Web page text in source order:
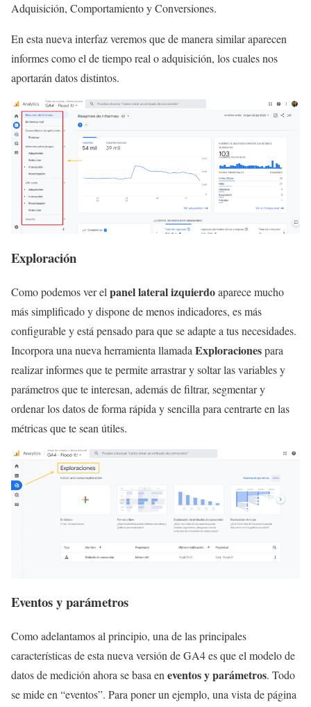
Adquisición, Comportamiento y Conversiones.
En esta nueva interfaz veremos que de manera similar aparecen
informes como el de tiempo real o adquisición, los cuales nos
aportarán datos distintos.
Exploración
Como podemos ver el panel lateral izquierdoaparece mucho
más simplificado y dispone de menos indicadores, es más
configurable y está pensado para que se adapte a tus necesidades.
Incorpora una nueva herramienta llamada Exploracionespara
realizar informes que te permite arrastrar y soltar las variables y
parámetros que te interesan, además de filtrar, segmentar y
ordenar los datos de forma rápida y sencilla para centrarte en las
métricas que te sean útiles.
Eventos y parámetros
Como adelantamos al principio, una de las principales
características de esta nueva versión de GA4 es que el modelo de
datos de medición ahora se basa en eventos y parámetros. Todo
se mide en “eventos”. Para poner un ejemplo, una vista de página